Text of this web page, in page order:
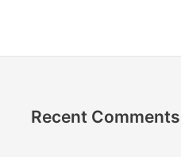
Recent Comments